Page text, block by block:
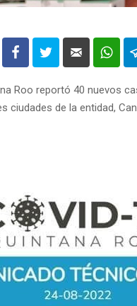
Roo reportó 40 nuevos
ciudades de la entidad,